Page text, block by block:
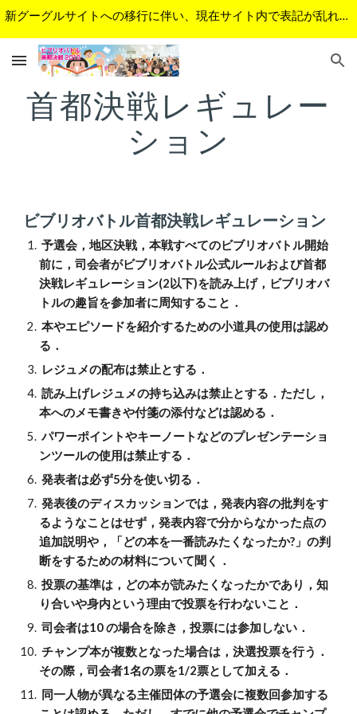
新グーグルサイトへの移行に伴い、現在サイト内で表記が乱れているページがあります。順次修正予定です。ご不便をおかけして申し訳ございません。
首都決戦レギュレー
ション
ビブリオバトル首都決戦レギュレーション
予選会，地区決戦，本戦すべてのビブリオバトル開始
前に，司会者がビブリオバトル公式ルールおよび首都
決戦レギュレーション(2以下)を読み上げ，ビブリオバ
トルの趣旨を参加者に周知すること．
本やエピソードを紹介するための小道具の使用は認め
る．
レジュメの配布は禁止とする．
読み上げレジュメの持ち込みは禁止とする．ただし，
本へのメモ書きや付箋の添付などは認める．
パワーポイントやキーノートなどのプレゼンテーショ
ンツールの使用は禁止する．
発表者は必ず5分を使い切る．
発表後のディスカッションでは，発表内容の批判をす
るようなことはせず，発表内容で分からなかった点の
追加説明や，「どの本を一番読みたくなったか?」の判
断をするための材料について聞く．
投票の基準は，どの本が読みたくなったかであり，知
り合いや身内という理由で投票を行わないこと．
司会者は10 の場合を除き，投票には参加しない．
チャンプ本が複数となった場合は，決選投票を行う．
その際，司会者1名の票を1/2票として加える．